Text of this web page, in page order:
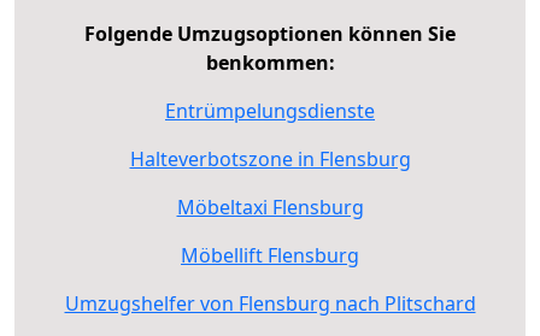
Folgende Umzugsoptionen können Sie
benkommen:
Entrümpelungsdienste
Halteverbotszone in Flensburg
Möbeltaxi Flensburg
Möbellift Flensburg
Umzugshelfer von Flensburg nach Plitschard